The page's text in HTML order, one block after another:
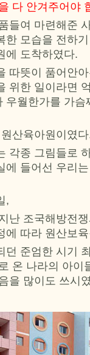
다 안겨주어야
들여 마련해준
한 모습을 전하
에 도착하였다.
따뜻이 품어안
위한 일이라면
우월한가를 가
산육아원이였
각종 그림들로
에 들어선 우리
,
난 조국해방전
에 따라 원산보
던 준엄한 시기
온 나라의 아이
을 많이도 쓰시